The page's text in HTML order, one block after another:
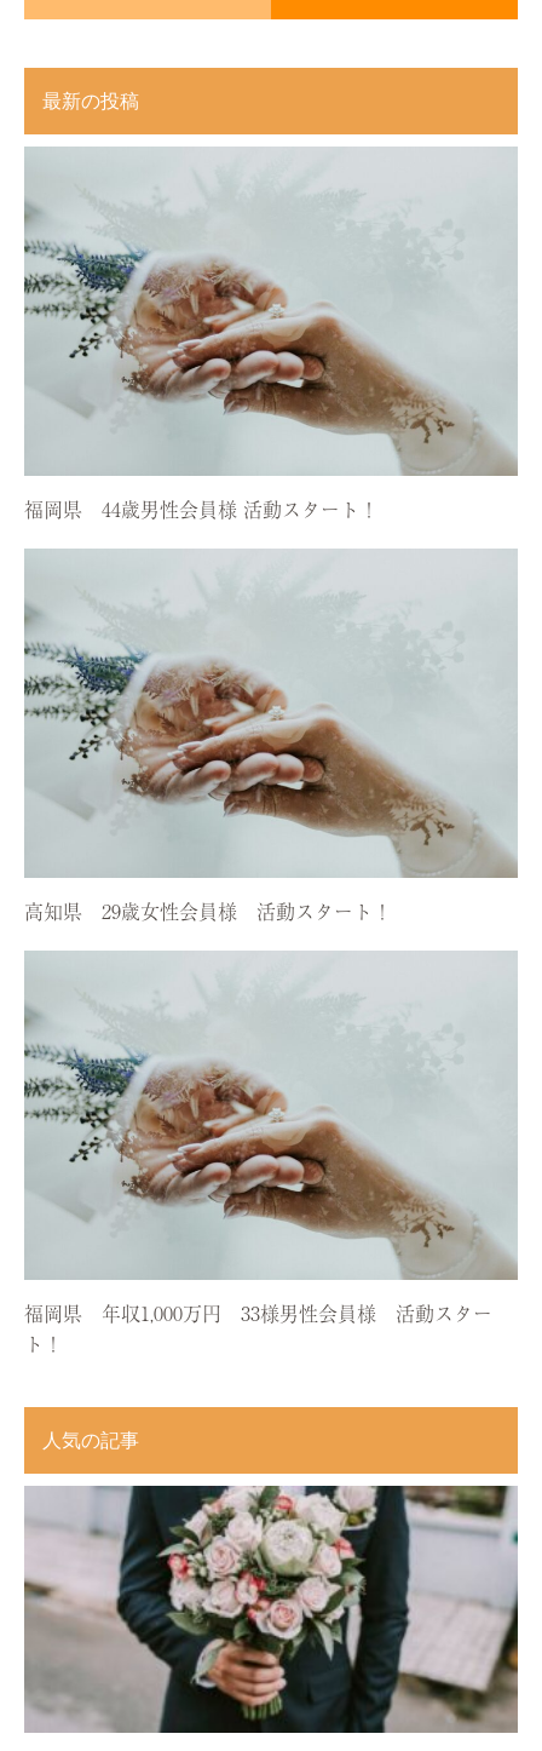
最新の投稿
福岡県 44歳男性会員様 活動スタート！
高知県 29歳女性会員様 活動スタート！
福岡県 年収1,000万円 33様男性会員様 活動スター
ト！
人気の記事